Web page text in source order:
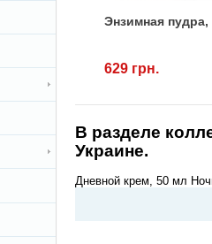
Энзимная пудра,
629 грн.
В разделе
Украине.
Дневной крем, 50 мл